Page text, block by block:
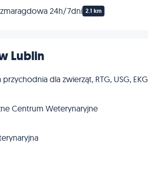
24h/7dni 2.1 km
Lublin
dla zwierząt, RTG, USG, EKG
Centrum Weterynaryjne